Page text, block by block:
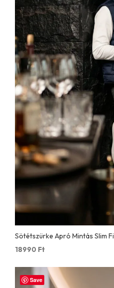
Sötétszürke Apró Mintás Slim
18990 Ft
Save